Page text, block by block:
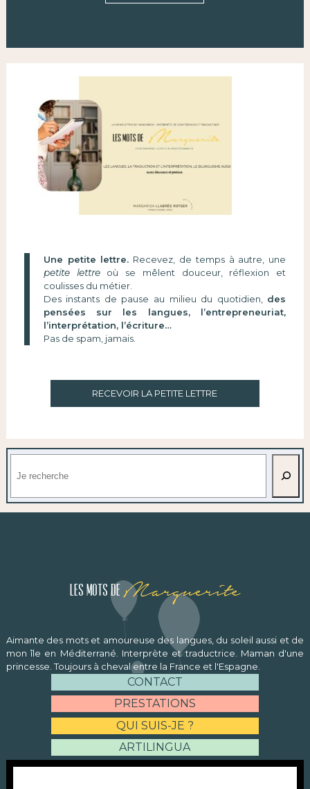
Une petite lettre. Recevez, de temps à autre, une
petite lettreoù se mêlent douceur, réflexion et
coulisses du métier.
Des instants de pause au milieu du quotidien, des
pensées sur les langues, l’entrepreneuriat,
l’interprétation, l’écriture…
Pas de spam, jamais.
RECEVOIR LA PETITE LETTRE
Les mots de Marguerite
Aimante des mots et amoureuse des langues, du soleil aussi et de
mon île en Méditerrané. Interprète et traductrice. Maman d'une
princesse. Toujours à cheval entre la France et l'Espagne.
CONTACT
PRESTATIONS
QUI SUIS-JE ?
ARTILINGUA